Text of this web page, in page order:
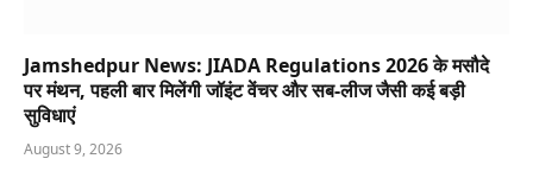
Jamshedpur News: JIADA Regulations 2026 के मसौदे
पर मंथन, पहली बार मिलेंगी जॉइंट वेंचर और सब-लीज जैसी कई बड़ी
सुविधाएं
August 9, 2026